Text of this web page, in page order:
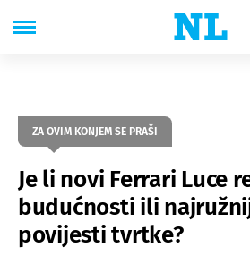
ZA OVIM KONJEM SE PRAŠI
Je li novi Ferrari Luce
budućnosti ili
povijesti tvrtke?